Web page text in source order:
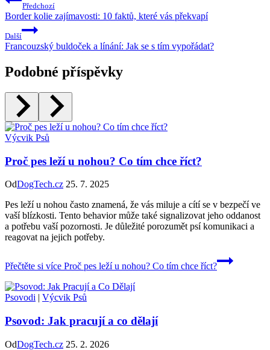
Předchozí
Border kolie zajímavosti: 10 faktů, které vás překvapí
Další
Francouzský buldoček a línání: Jak se s tím vypořádat?
Podobné příspěvky
Výcvik Psů
Proč pes leží u nohou? Co tím chce říct?
OdDogTech.cz 25. 7. 2025
Pes leží u nohou často znamená, že vás miluje a cítí se v bezpečí ve
vaší blízkosti. Tento behavior může také signalizovat jeho oddanost
a potřebu vaší pozornosti. Je důležité porozumět psí komunikaci a
reagovat na jejich potřeby.
Přečtěte si více Proč pes leží u nohou? Co tím chce říct?
Psovodi | Výcvik Psů
Psovod: Jak pracují a co dělají
OdDogTech.cz 25. 2. 2026